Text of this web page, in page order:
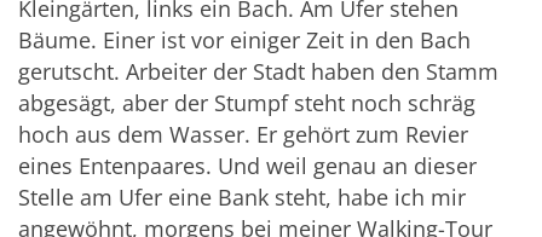
Kleingärten, links ein Bach. Am Ufer stehen
Bäume. Einer ist vor einiger Zeit in den Bach
gerutscht. Arbeiter der Stadt haben den Stamm
abgesägt, aber der Stumpf steht noch schräg
hoch aus dem Wasser. Er gehört zum Revier
eines Entenpaares. Und weil genau an dieser
Stelle am Ufer eine Bank steht, habe ich mir
angewöhnt, morgens bei meiner Walking-Tour